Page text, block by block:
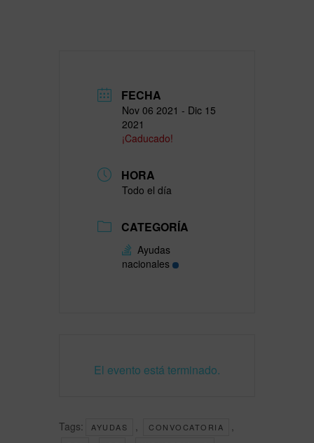
FECHA
Nov 06 2021 - Dic 15
2021
¡Caducado!
HORA
Todo el día
CATEGORÍA
Ayudas
nacionales
El evento está terminado.
Tags: AYUDAS , CONVOCATORIA ,